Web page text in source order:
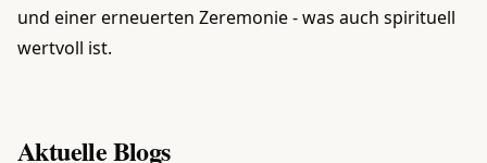
und einer erneuerten Zeremonie - was auch spirituell
wertvoll ist.
Aktuelle Blogs